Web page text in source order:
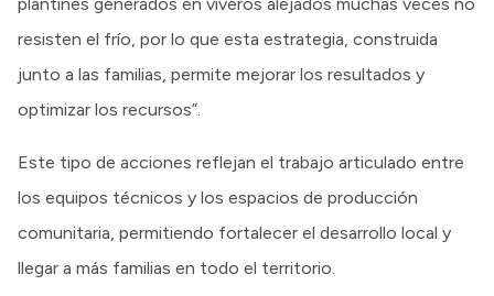
plantines generados en viveros alejados muchas veces no
resisten el frío, por lo que esta estrategia, construida
junto a las familias, permite mejorar los resultados y
optimizar los recursos”.
Este tipo de acciones reflejan el trabajo articulado entre
los equipos técnicos y los espacios de producción
comunitaria, permitiendo fortalecer el desarrollo local y
llegar a más familias en todo el territorio.